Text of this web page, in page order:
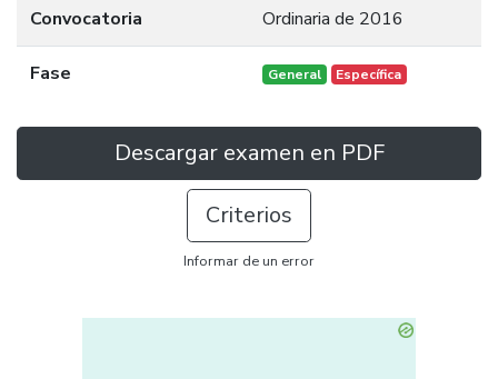
Convocatoria Ordinaria de 2016
Fase General Específica
Descargar examen en PDF
Criterios
Informar de un error